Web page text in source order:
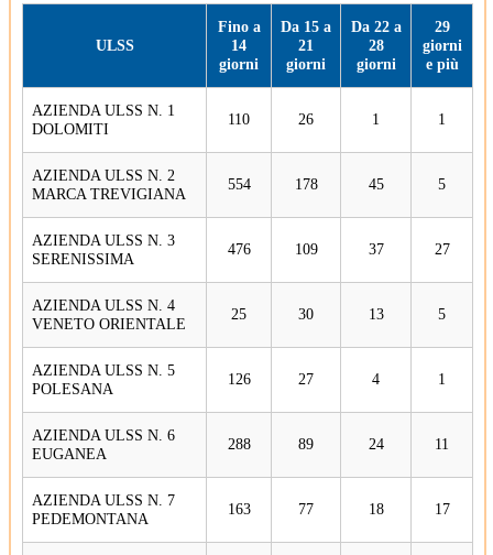
ULSS
Fino a
14
giorni
Da 15 a
21
giorni
Da 22 a
28
giorni
29
giorni
e più
AZIENDA ULSS N. 1
DOLOMITI
110 26 1 1
AZIENDA ULSS N. 2
MARCA TREVIGIANA
554 178 45 5
AZIENDA ULSS N. 3
SERENISSIMA
476 109 37 27
AZIENDA ULSS N. 4
VENETO ORIENTALE
25 30 13 5
AZIENDA ULSS N. 5
POLESANA
126 27 4 1
AZIENDA ULSS N. 6
EUGANEA
288 89 24 11
AZIENDA ULSS N. 7
PEDEMONTANA
163 77 18 17